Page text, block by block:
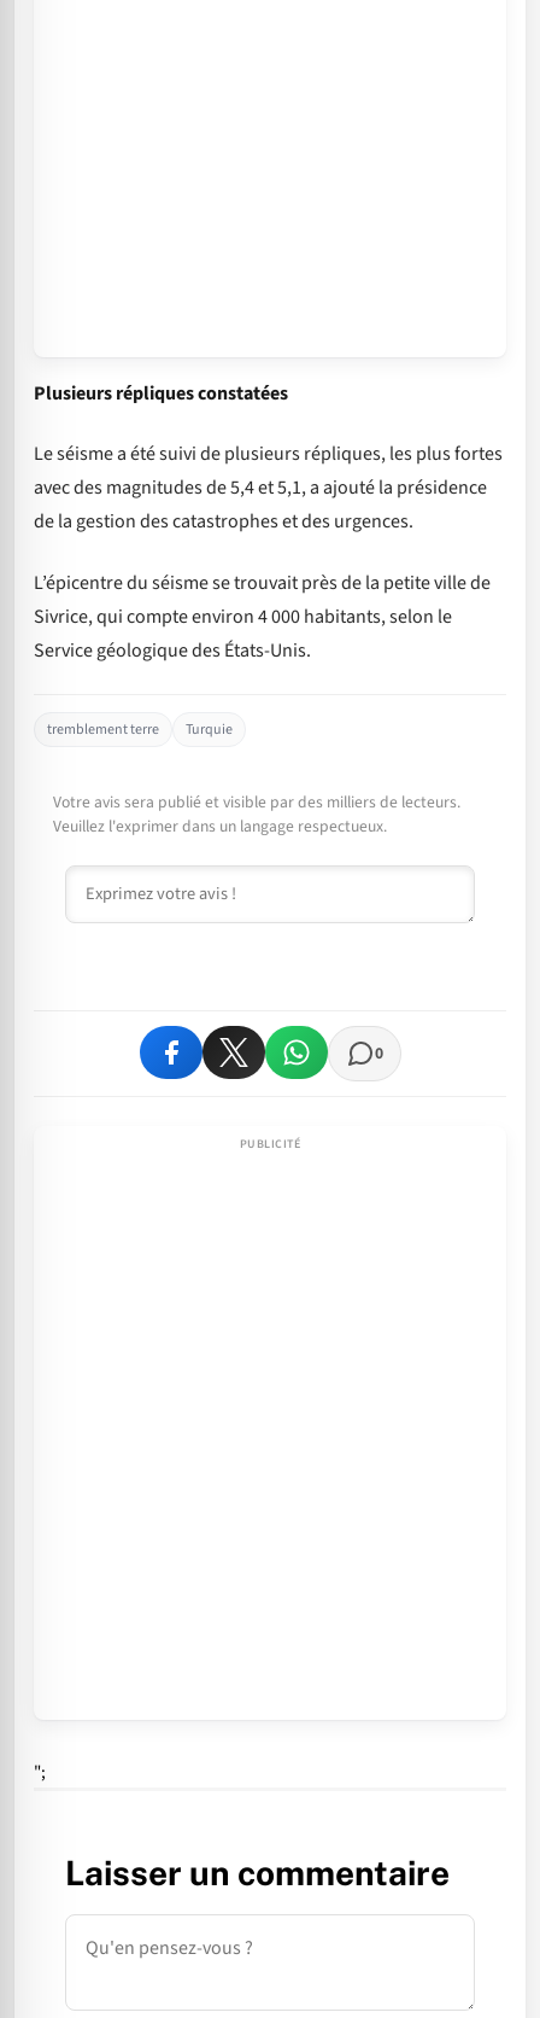
Plusieurs répliques constatées
Le séisme a été suivi de plusieurs répliques, les plus fortes
avec des magnitudes de 5,4 et 5,1, a ajouté la présidence
de la gestion des catastrophes et des urgences.
L’épicentre du séisme se trouvait près de la petite ville de
Sivrice, qui compte environ 4 000 habitants, selon le
Service géologique des États-Unis.
tremblement terre Turquie
Votre avis sera publié et visible par des milliers de lecteurs.
Veuillez l'exprimer dans un langage respectueux.
Commentaire
0
";
Laisser un commentaire
Commentaire